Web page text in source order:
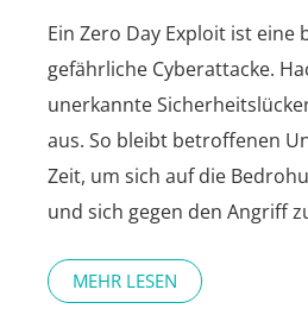
Ein Zero Day Exploit ist eine
gefährliche Cyberattacke.
unerkannte
aus. So bleibt betroffenen
Zeit, um sich auf die
und sich gegen den Angriff
MEHR LESEN